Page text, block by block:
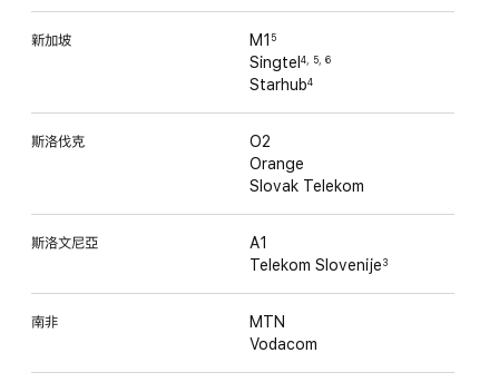
新加坡 M1 5
Singtel 4 5 6
Starhub4
斯洛伐克
O2
Orange
Slovak Telekom
斯洛文尼亞
A1
Telekom Slovenije 3
南非
MTN
Vodacom